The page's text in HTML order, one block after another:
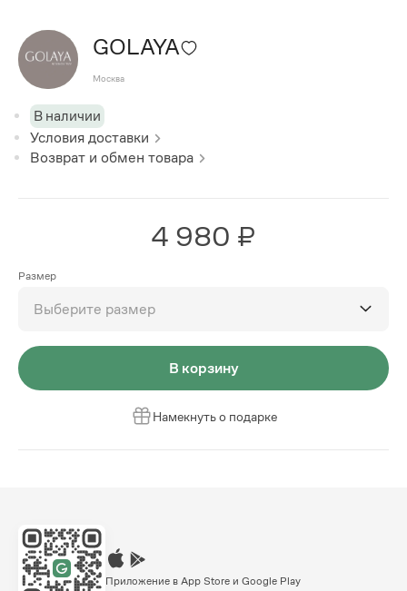
GOLAYA
Москва
В наличии
Условия доставки
Возврат и обмен товара
4 980 ₽
Размер
Выберите размер
В корзину
Намекнуть о подарке
Приложение в App Store и Google Play